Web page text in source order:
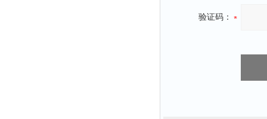
验证码：